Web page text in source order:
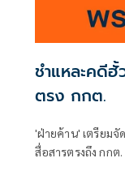
ชำแหละคดี
ตรง กกต.
'ฝ่ายค้าน' เตรียม
สื่อสารตรงถึง กกต